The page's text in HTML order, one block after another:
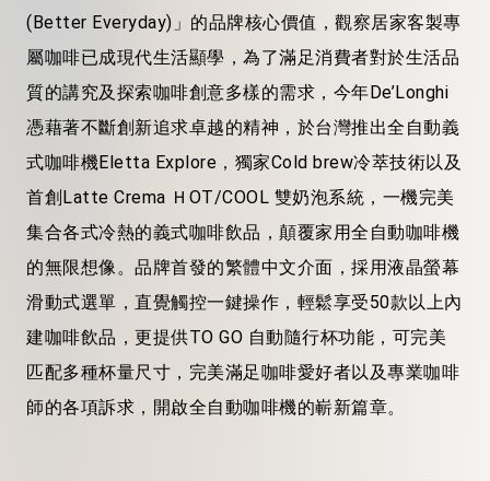
(Better Everyday)」的品牌核心價值，觀察居家客製專
屬咖啡已成現代生活顯學，為了滿足消費者對於生活品
質的講究及探索咖啡創意多樣的需求，今年De’Longhi
憑藉著不斷創新追求卓越的精神，於台灣推出全自動義
式咖啡機Eletta Explore，獨家Cold brew冷萃技術以及
首創Latte Crema ＨOT/COOL 雙奶泡系統，一機完美
集合各式冷熱的義式咖啡飲品，顛覆家用全自動咖啡機
的無限想像。品牌首發的繁體中文介面，採用液晶螢幕
滑動式選單，直覺觸控一鍵操作，輕鬆享受50款以上內
建咖啡飲品，更提供TO GO 自動隨行杯功能，可完美
匹配多種杯量尺寸，完美滿足咖啡愛好者以及專業咖啡
師的各項訴求，開啟全自動咖啡機的嶄新篇章。